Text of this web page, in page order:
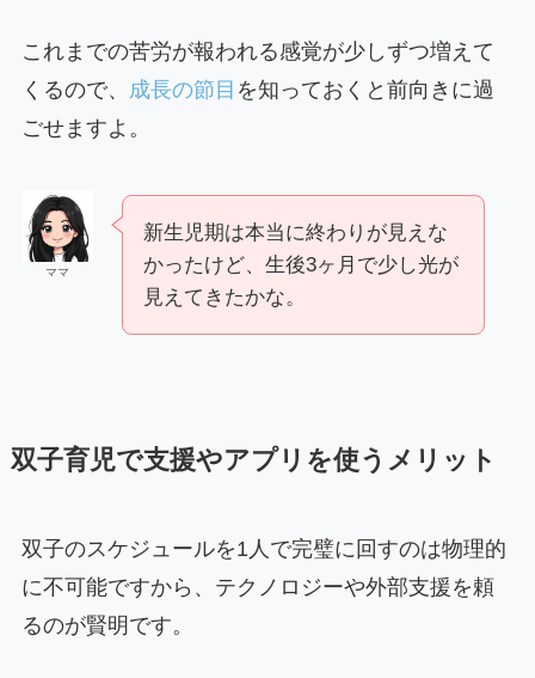
これまでの苦労が報われる感覚が少しずつ増えて
くるので、 成長の節目 を知っておくと前向きに過
ごせますよ。
ママ
新生児期は本当に終わりが見えな
かったけど、生後3ヶ月で少し光が
見えてきたかな。
双子育児で支援やアプリを使うメリット
双子のスケジュールを1人で完璧に回すのは物理的
に不可能ですから、テクノロジーや外部支援を頼
るのが賢明です。